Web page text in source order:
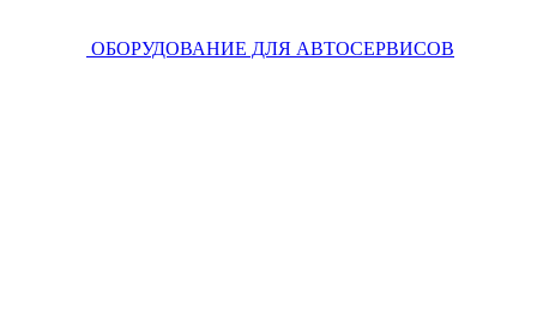
ОБОРУДОВАНИЕ ДЛЯ АВТОСЕРВИСОВ